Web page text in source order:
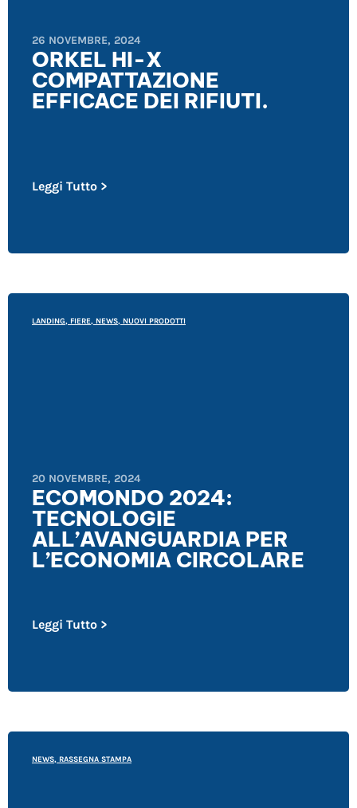
26 NOVEMBRE, 2024
ORKEL HI-X
COMPATTAZIONE
EFFICACE DEI RIFIUTI.
Leggi Tutto >
LANDING, FIERE, NEWS, NUOVI PRODOTTI
20 NOVEMBRE, 2024
ECOMONDO 2024:
TECNOLOGIE
ALL’AVANGUARDIA PER
L’ECONOMIA CIRCOLARE
Leggi Tutto >
NEWS, RASSEGNA STAMPA